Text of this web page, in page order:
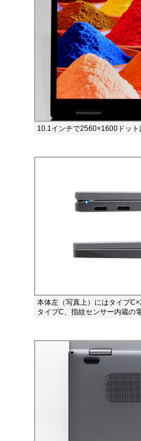
10.1インチで2560×1600ドット
本体左（写真上）にはタイプ
タイプC、指紋センサー内蔵の